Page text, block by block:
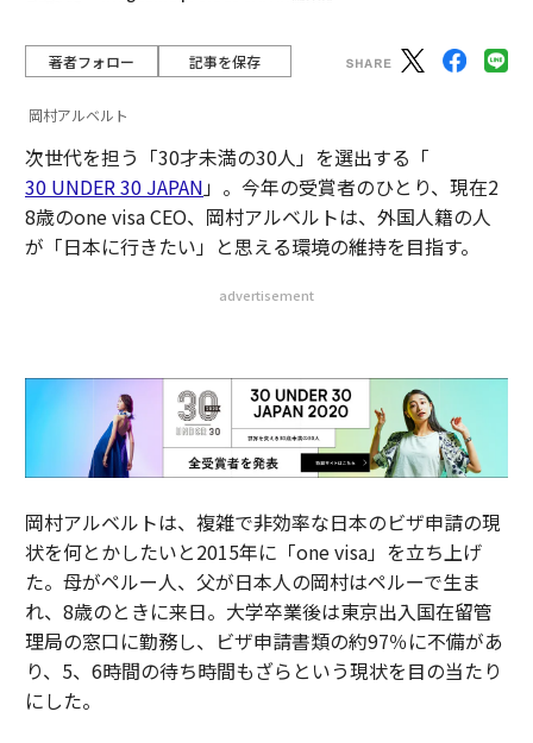
著者フォロー 記事を保存
岡村アルベルト
次世代を担う「30才未満の30人」を選出する「
30 UNDER 30 JAPAN」。今年の受賞者のひとり、現在2
8歳のone visa CEO、岡村アルベルトは、外国人籍の人
が「日本に行きたい」と思える環境の維持を目指す。
advertisement
岡村アルベルトは、複雑で非効率な日本のビザ申請の現
状を何とかしたいと2015年に「one visa」を立ち上げ
た。母がペルー人、父が日本人の岡村はペルーで生ま
れ、8歳のときに来日。大学卒業後は東京出入国在留管
理局の窓口に勤務し、ビザ申請書類の約97％に不備があ
り、5、6時間の待ち時間もざらという現状を目の当たり
にした。